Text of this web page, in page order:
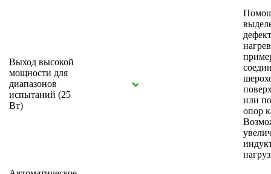
Выход высокой
мощности для
диапазонов
испытаний (25
Вт)
или
опор